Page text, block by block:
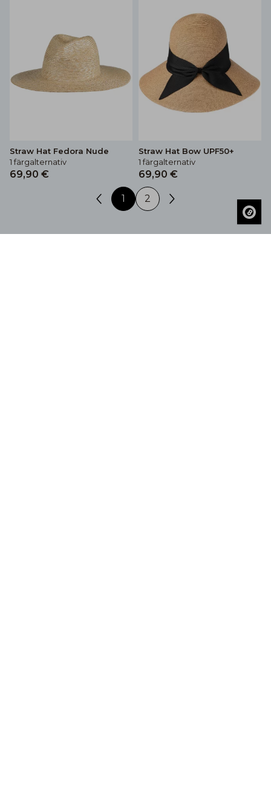
Straw Hat Fedora Nude
1 färgalternativ
69,90 €
Straw Hat Bow UPF50+
1 färgalternativ
69,90 €
1 2